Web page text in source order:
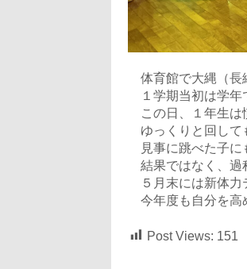
体育館で大縄（長
１学期当初は学年
この日、１年生は
ゆっくりと回して
見事に跳べた子に
結果ではなく、過
５月末には新体力
今年度も自分を高
Post Views: 151